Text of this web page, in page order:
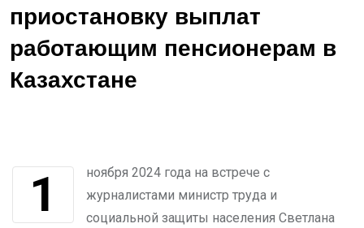
приостановку выплат
работающим пенсионерам в
Казахстане
1 ноября 2024 года на встрече с
журналистами министр труда и
социальной защиты населения Светлана